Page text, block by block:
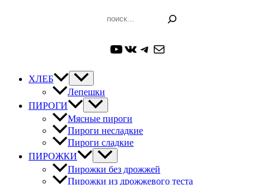
YouTube
ВКонтакте
Telegram
Почта
ХЛЕБ
Лепешки
ПИРОГИ
Мясные пироги
Пироги несладкие
Пироги сладкие
ПИРОЖКИ
Пирожки без дрожжей
Пирожки из дрожжевого теста